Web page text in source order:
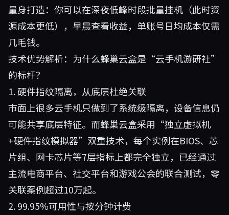
量身打造：你可以在深夜低峰时段批量挂机（此时资
源成本更低），早晨查看收益，单账号日均成本仅需
几毛钱。
技术优势解析：为什么蜂巢云盒是“云手机游研社”
的标杆？
1. 硬件指纹隔离，从底层杜绝关联
市面上很多云手机只做到了系统级隔离，设备信息仍
可能共享底层特征。而蜂巢云盒采用“独立虚拟机
+硬件指纹模拟器”双重技术，每个实例在BIOS、芯
片组、网卡芯片等7层指标上都完全独立，已经通过
主流电商平台、社交平台和游戏公会的联合测试，零
关联案例超过10万起。
2. 99.95%可用性与按分钟计费